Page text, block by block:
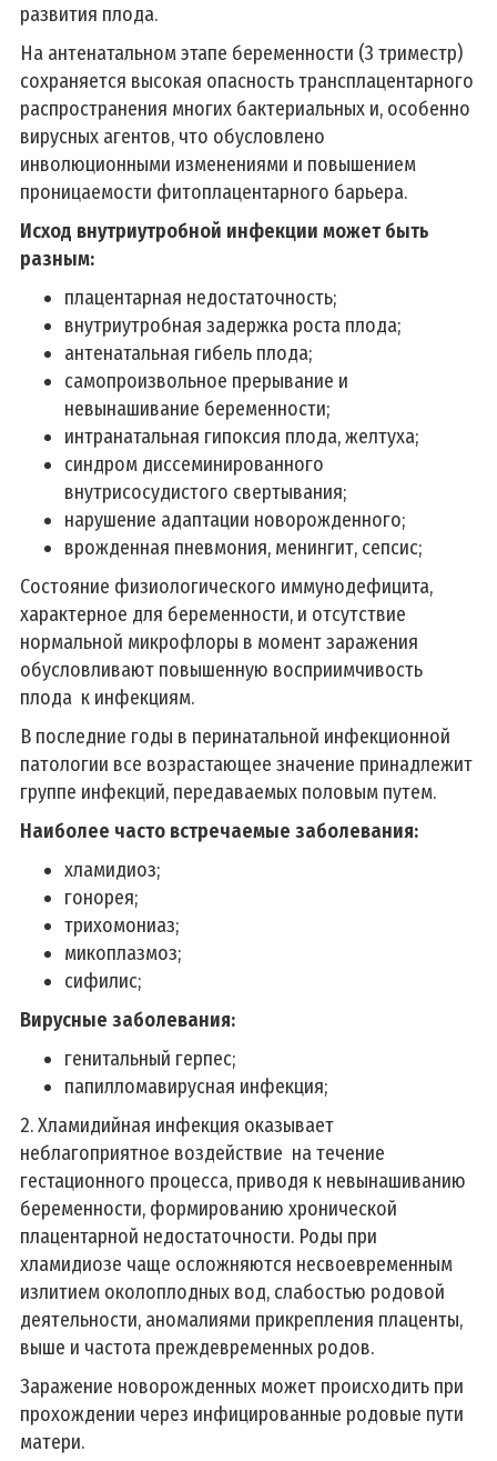
развития плода.
На антенатальном этапе беременности (3 триместр)
сохраняется высокая опасность трансплацентарного
распространения многих бактериальных и, особенно
вирусных агентов, что обусловлено
инволюционными изменениями и повышением
проницаемости фитоплацентарного барьера.
Исход внутриутробной инфекции может быть
разным:
плацентарная недостаточность;
внутриутробная задержка роста плода;
антенатальная гибель плода;
самопроизвольное прерывание и
невынашивание беременности;
интранатальная гипоксия плода, желтуха;
синдром диссеминированного
внутрисосудистого свертывания;
нарушение адаптации новорожденного;
врожденная пневмония, менингит, сепсис;
Состояние физиологического иммунодефицита,
характерное для беременности, и отсутствие
нормальной микрофлоры в момент заражения
обусловливают повышенную восприимчивость
плода к инфекциям.
В последние годы в перинатальной инфекционной
патологии все возрастающее значение принадлежит
группе инфекций, передаваемых половым путем.
Наиболее часто встречаемые заболевания:
хламидиоз;
гонорея;
трихомониаз;
микоплазмоз;
сифилис;
Вирусные заболевания:
генитальный герпес;
папилломавирусная инфекция;
2. Хламидийная инфекция оказывает
неблагоприятное воздействие на течение
гестационного процесса, приводя к невынашиванию
беременности, формированию хронической
плацентарной недостаточности. Роды при
хламидиозе чаще осложняются несвоевременным
излитием околоплодных вод, слабостью родовой
деятельности, аномалиями прикрепления плаценты,
выше и частота преждевременных родов.
Заражение новорожденных может происходить при
прохождении через инфицированные родовые пути
матери.